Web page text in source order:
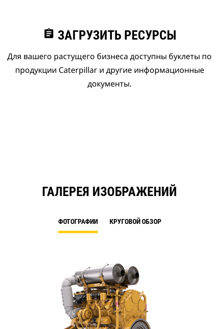
assignment ЗАГРУЗИТЬ РЕСУРСЫ
Для вашего растущего бизнеса доступны буклеты по
продукции Caterpillar и другие информационные
документы.
ГАЛЕРЕЯ ИЗОБРАЖЕНИЙ
ФОТОГРАФИИ КРУГОВОЙ ОБЗОР